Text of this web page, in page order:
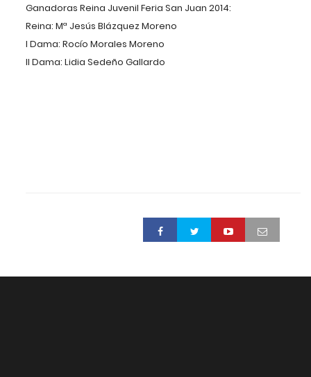
Ganadoras Reina Juvenil Feria San Juan 2014:
Reina: Mª Jesús Blázquez Moreno
I Dama: Rocío Morales Moreno
II Dama: Lidia Sedeño Gallardo